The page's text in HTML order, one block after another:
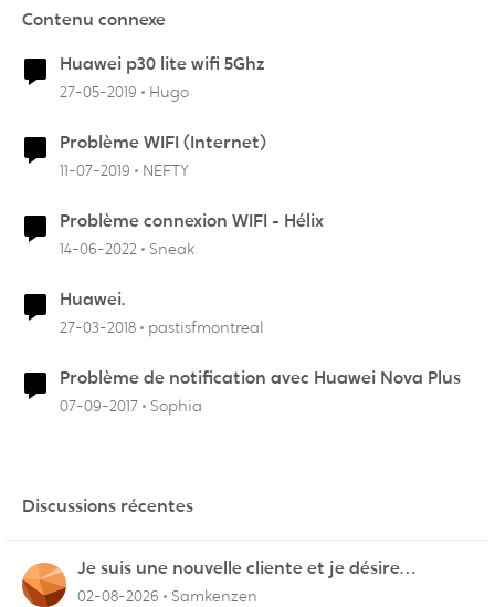
Contenu connexe
Huawei p30 lite wifi 5Ghz
27-05-2019 Hugo
Problème WIFI (Internet)
11-07-2019 NEFTY
Problème connexion WIFI - Hélix
14-06-2022 Sneak
Huawei.
27-03-2018 pastisfmontreal
Problème de notification avec Huawei Nova Plus
07-09-2017 Sophia
Discussions récentes
Je suis une nouvelle cliente et je désire
connecter mon appareil sur videotron
02-08-2026 Samkenzen